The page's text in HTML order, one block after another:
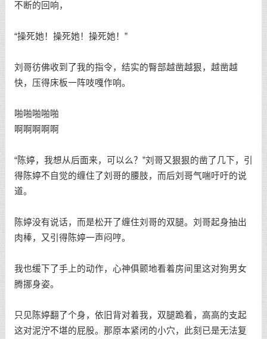
不断的回响，
“操死她！操死她！操死她！”
刘哥彷佛收到了我的指令，结实的臀部越凿越狠，越凿越
快，压得床板一阵吱嘎作响。
啪啪啪啪啪
啊啊啊啊啊
“陈婷，我想从后面来，可以么？”刘哥又狠狠的凿了几下，引
得陈婷不自觉的缠住了刘哥的腰肢，而后刘哥气喘吁吁的说
道。
陈婷没有说话，而是松开了缠住刘哥的双腿。刘哥起身抽出
肉棒，又引得陈婷一声闷哼。
我也缓下了手上的动作，心神俱颤地看着房间里这对狗男女
腾挪身姿。
只见陈婷翻了个身，依旧背对着我，双腿跪着，高高的支起
这对泥泞不堪的屁股。那原本紧闭的小穴，此刻已是无法复